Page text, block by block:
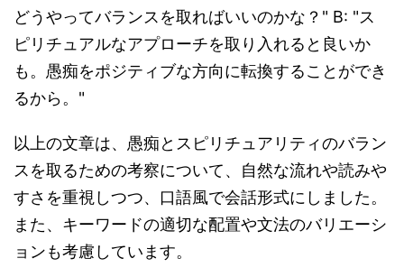
どうやってバランスを取ればいいのかな？" B: "ス
ピリチュアルなアプローチを取り入れると良いか
も。愚痴をポジティブな方向に転換することができ
るから。"
以上の文章は、愚痴とスピリチュアリティのバラン
スを取るための考察について、自然な流れや読みや
すさを重視しつつ、口語風で会話形式にしました。
また、キーワードの適切な配置や文法のバリエーシ
ョンも考慮しています。